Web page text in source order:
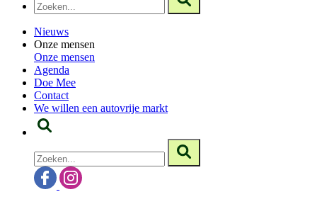
Nieuws
Onze mensen
Onze mensen
Agenda
Doe Mee
Contact
We willen een autovrije markt